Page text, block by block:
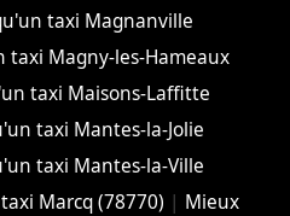
taxi Magnanville
taxi Magny-les-Hameaux
taxi Maisons-Laffitte
taxi Mantes-la-Jolie
taxi Mantes-la-Ville
Marcq (78770) | Mieux